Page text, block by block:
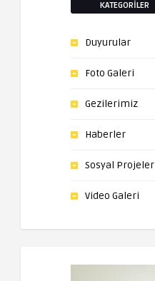
KATEGORILER
Duyurular
Foto Galeri
Gezilerimiz
Haberler
Sosyal Projeler
Video Galeri